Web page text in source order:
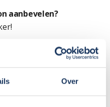
Over
aanbevelen?
9